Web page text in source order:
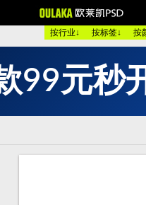
按行业↓
按标签↓ 按颜
图 库： 欧美酷图 平
颜 色 >> 黑
购物商店 网
9 9 元
秒